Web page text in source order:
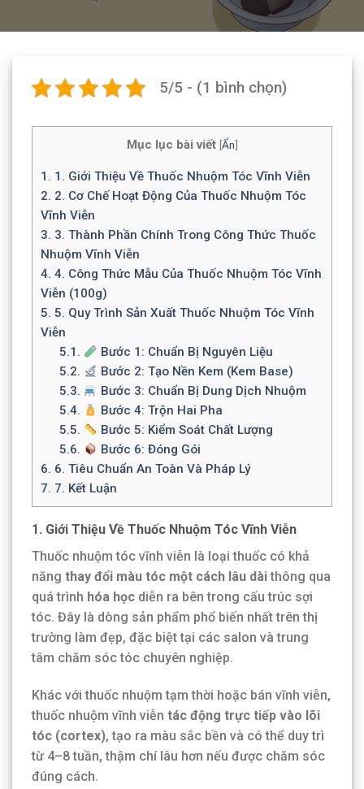
5/5 - (1 bình chọn)
Mục lục bài viết [Ẩn]
1. 1. Giới Thiệu Về Thuốc Nhuộm Tóc Vĩnh Viễn
2. 2. Cơ Chế Hoạt Động Của Thuốc Nhuộm Tóc
Vĩnh Viễn
3. 3. Thành Phần Chính Trong Công Thức Thuốc
Nhuộm Vĩnh Viễn
4. 4. Công Thức Mẫu Của Thuốc Nhuộm Tóc Vĩnh
Viễn (100g)
5. 5. Quy Trình Sản Xuất Thuốc Nhuộm Tóc Vĩnh
Viễn
5.1.
Bước 1: Chuẩn Bị Nguyên Liệu
5.2.
Bước 2: Tạo Nền Kem (Kem Base)
5.3.
Bước 3: Chuẩn Bị Dung Dịch Nhuộm
5.4.
Bước 4: Trộn Hai Pha
5.5.
Bước 5: Kiểm Soát Chất Lượng
5.6.
Bước 6: Đóng Gói
6. 6. Tiêu Chuẩn An Toàn Và Pháp Lý
7. 7. Kết Luận
1. Giới Thiệu Về Thuốc Nhuộm Tóc Vĩnh Viễn
Thuốc nhuộm tóc vĩnh viễn là loại thuốc có khả
năng thay đổi màu tóc một cách lâu dàithông qua
quá trình hóa học diễn ra bên trong cấu trúc sợi
tóc. Đây là dòng sản phẩm phổ biến nhất trên thị
trường làm đẹp, đặc biệt tại các salon và trung
tâm chăm sóc tóc chuyên nghiệp.
Khác với thuốc nhuộm tạm thời hoặc bán vĩnh viễn,
thuốc nhuộm vĩnh viễn tác động trực tiếp vào lõi
tóc (cortex), tạo ra màu sắc bền và có thể duy trì
từ 4–8 tuần, thậm chí lâu hơn nếu được chăm sóc
đúng cách.